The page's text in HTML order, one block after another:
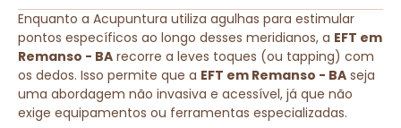
Enquanto a Acupuntura utiliza agulhas para estimular
pontos específicos ao longo desses meridianos, a EFT em
Remanso - BA recorre a leves toques (ou tapping) com
os dedos. Isso permite que a EFT em Remanso - BA seja
uma abordagem não invasiva e acessível, já que não
exige equipamentos ou ferramentas especializadas.